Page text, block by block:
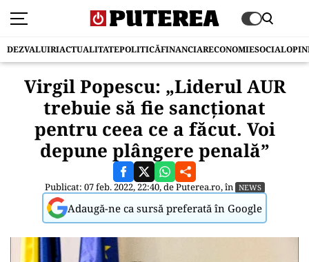
DEZVALUIRIACTUALITATEPOLITICĂFINANCIARECONOMIESOCIAL
Virgil Popescu: „Liderul AUR
trebuie să fie sancţionat
pentru ceea ce a făcut. Voi
depune plângere penală”
Publicat: 07 feb. 2022, 22:40, dePuterea.ro, în NEWS
Adaugă-ne ca sursă preferată în Google